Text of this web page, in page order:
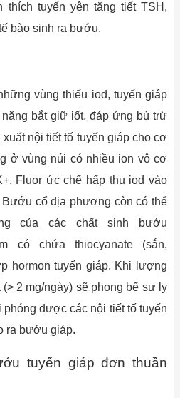
thích tuyến yên tăng tiết TSH,
bào sinh ra bướu.
vùng thiếu iod, tuyến giáp
bắt giữ iốt, đáp ứng bù trừ
nội tiết tố tuyến giáp cho cơ
ở vùng núi có nhiều ion vô cơ
Fluor ức chế hấp thu iod vào
cổ địa phương còn có thể
của các chất sinh bướu
có chứa thiocyanate (sắn,
hormon tuyến giáp. Khi lượng
2 mg/ngày) sẽ phong bế sự ly
được các nội tiết tố tuyến
ra bướu giáp.
tuyến giáp đơn thuần